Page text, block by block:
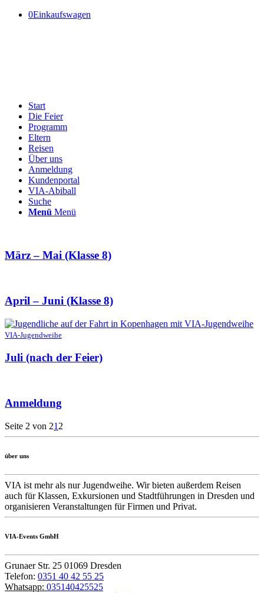
0Einkaufswagen
Start
Die Feier
Programm
Eltern
Reisen
Über uns
Anmeldung
Kundenportal
VIA-Abiball
Suche
Menü Menü
März – Mai (Klasse 8)
April – Juni (Klasse 8)
VIA-Jugendweihe
Juli (nach der Feier)
Anmeldung
Seite 2 von 21 2
über uns
VIA ist mehr als nur Jugendweihe. Wir bieten außerdem Reisen
auch für Klassen, Exkursionen und Stadtführungen in Dresden und
organisieren Veranstaltungen für Firmen und Privat.
VIA-Events GmbH
Grunaer Str. 25 01069 Dresden
Telefon: 0351 40 42 55 25
Whatsapp: 035140425525